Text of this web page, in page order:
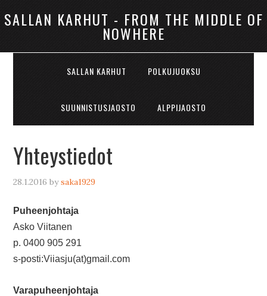
SALLAN KARHUT - FROM THE MIDDLE OF
NOWHERE
SALLAN KARHUT POLKUJUOKSU
SUUNNISTUSJAOSTO ALPPIJAOSTO
Yhteystiedot
28.1.2016 bysaka1929
Puheenjohtaja
Asko Viitanen
p. 0400 905 291
s-posti:Viiasju(at)gmail.com
Varapuheenjohtaja